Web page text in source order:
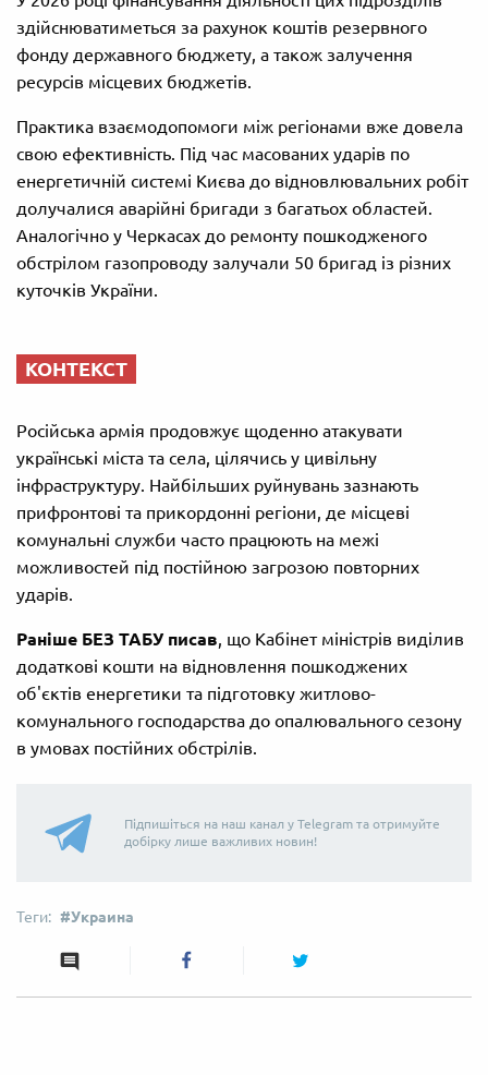
здійснюватиметься за рахунок коштів резервного
фонду державного бюджету, а також залучення
ресурсів місцевих бюджетів.
Практика взаємодопомоги між регіонами вже довела
свою ефективність. Під час масованих ударів по
енергетичній системі Києва до відновлювальних робіт
долучалися аварійні бригади з багатьох областей.
Аналогічно у Черкасах до ремонту пошкодженого
обстрілом газопроводу залучали 50 бригад із різних
куточків України.
КОНТЕКСТ
Російська армія продовжує щоденно атакувати
українські міста та села, цілячись у цивільну
інфраструктуру. Найбільших руйнувань зазнають
прифронтові та прикордонні регіони, де місцеві
комунальні служби часто працюють на межі
можливостей під постійною загрозою повторних
ударів.
Раніше БЕЗ ТАБУ писав, що Кабінет міністрів виділив
додаткові кошти на відновлення пошкоджених
об'єктів енергетики та підготовку житлово-
комунального господарства до опалювального сезону
в умовах постійних обстрілів.
Підпишіться на наш канал у Telegram та отримуйте
добірку лише важливих новин!
Украина